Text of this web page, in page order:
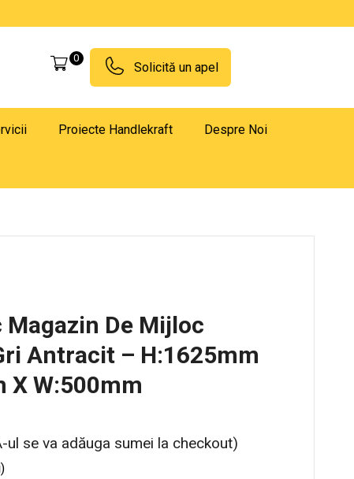
0
Solicită un apel
Proiecte Handlekraft Despre Noi
De Mijloc
Antracit – H:1625mm
X W:500mm
ul se va adăuga sumei la checkout)